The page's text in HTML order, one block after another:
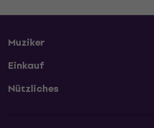
Muziker
Einkauf
Nützliches